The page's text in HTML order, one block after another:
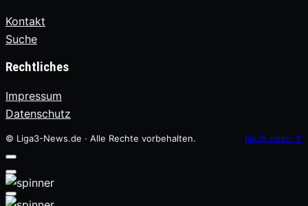
Kontakt
Suche
Rechtliches
Impressum
Datenschutz
© Liga3-News.de · Alle Rechte vorbehalten. Nach oben ↑